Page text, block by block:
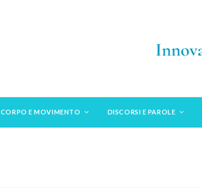
CORPO E MOVIMENTO DISCORSI E PAROLE